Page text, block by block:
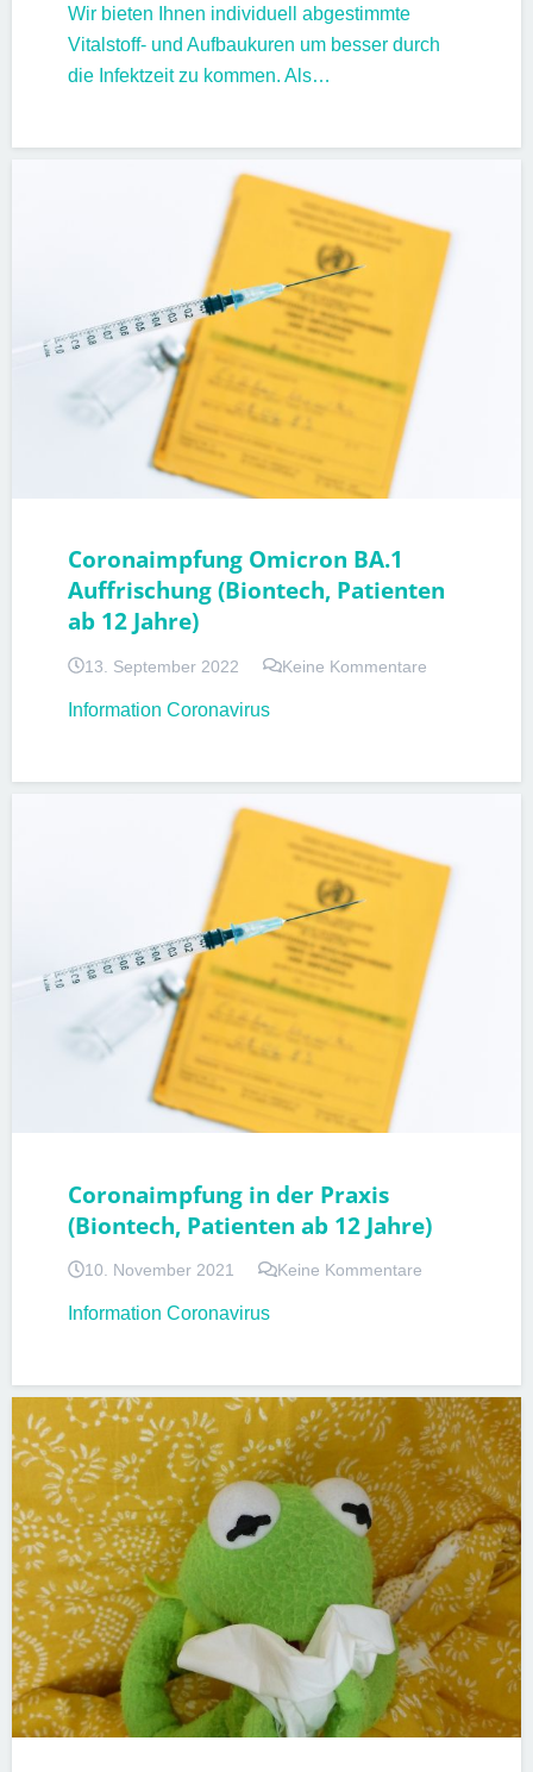
Wir bieten Ihnen individuell abgestimmte
Vitalstoff- und Aufbaukuren um besser durch
die Infektzeit zu kommen. Als…
PATIENTENINFORMATIONEN
Coronaimpfung Omicron BA.1
Auffrischung (Biontech, Patienten
ab 12 Jahre)
13. September 2022 Keine Kommentare
Information Coronavirus
PATIENTENINFORMATIONEN
Coronaimpfung in der Praxis
(Biontech, Patienten ab 12 Jahre)
10. November 2021 Keine Kommentare
Information Coronavirus
PATIENTENINFORMATIONEN